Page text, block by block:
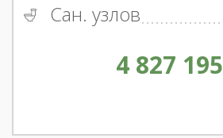
Сан. узлов
4 827 195